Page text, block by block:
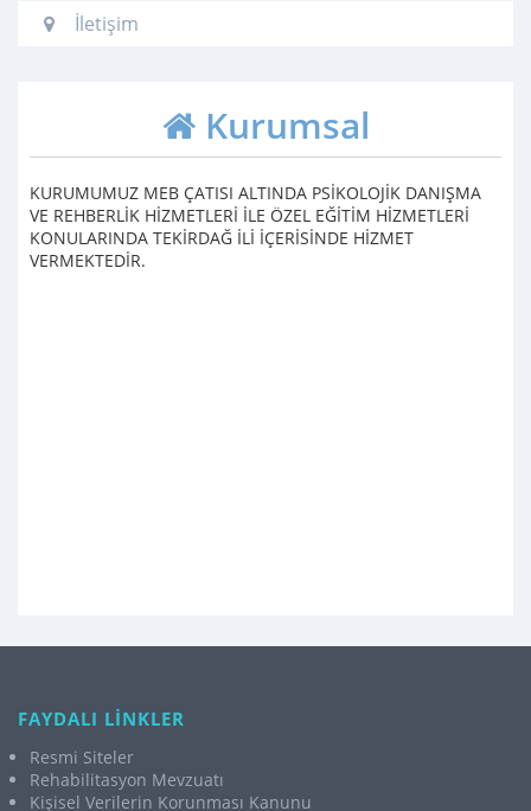
İletişim
Kurumsal
KURUMUMUZ MEB ÇATISI ALTINDA PSİKOLOJİK DANIŞMA
VE REHBERLİK HİZMETLERİ İLE ÖZEL EĞİTİM HİZMETLERİ
KONULARINDA TEKİRDAĞ İLİ İÇERİSİNDE HİZMET
VERMEKTEDİR.
FAYDALI LİNKLER
Resmi Siteler
Rehabilitasyon Mevzuatı
Kişisel Verilerin Korunması Kanunu